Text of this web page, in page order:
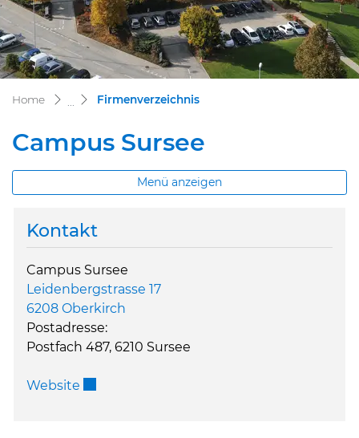
Home Firmenverzeichnis(ausgewählt)
Campus Sursee
Menü anzeigen
Kontakt
Campus Sursee
Leidenbergstrasse 17
6208 Oberkirch
Postadresse:
Postfach 487, 6210 Sursee
Website